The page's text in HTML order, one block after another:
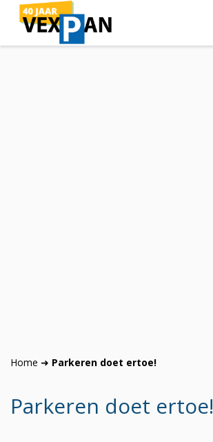
Home ➜ Parkeren doet ertoe!
Parkeren doet ertoe!